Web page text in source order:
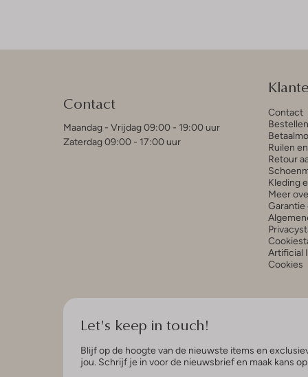
Contact
Maandag - Vrijdag 09:00 - 19:00 uur
Zaterdag 09:00 - 17:00 uur
Contact
Ruilen
Retour
Kleding
Meer
Garantie
Artificial
Cookies
Let's keep in touch!
Blijf op de hoogte van de nieuwste items en
jou. Schrijf je in voor de nieuwsbrief en maak kans